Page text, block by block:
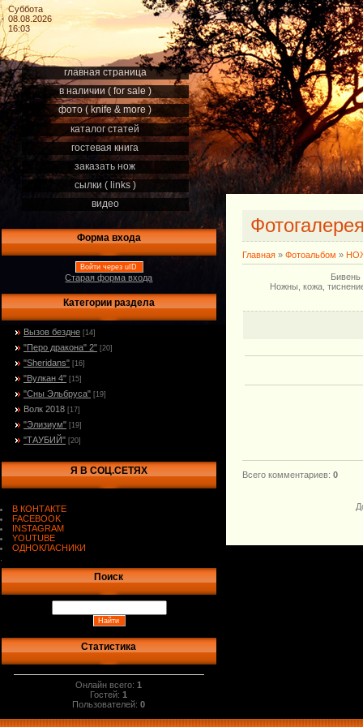
Суббота
08.08.2026
16:03
главная страница
в наличии ( for sale )
фото ( knife & more )
каталог статей
гостевая книга
заказать нож
сылки ( links )
видео
Форма входа
Войти через uID
Старая форма входа
Категории раздела
Вызов бездне [14]
"Перо дракона" 2" [20]
"Sheridans" [16]
"Вулкан 4" [15]
"Сны Эльбруса" [19]
Волк 2018 [17]
"Элизиум" [19]
"ТАУБИЙ" [20]
Я В СОЦ.СЕТЯХ
В КОНТАКТЕ
FACEBOOK
INSTAGRAM
YOUTUBE
ОДНОКЛАСНИКИ
Поиск
Статистика
Онлайн всего:1
Гостей:1
Пользователей:0
Главная » Фотоальбом »
Бивень
Ножны, кожа,
Всего комментариев: 0